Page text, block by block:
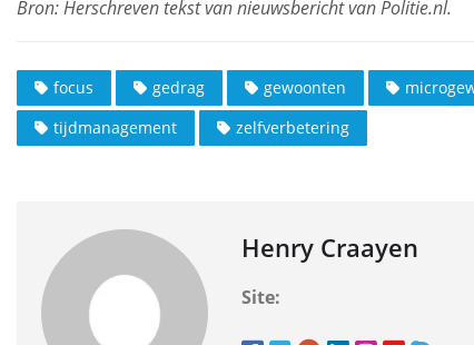
focus gedrag gewoonten
tijdmanagement
zelfverbetering
Henry Craayen
Site: